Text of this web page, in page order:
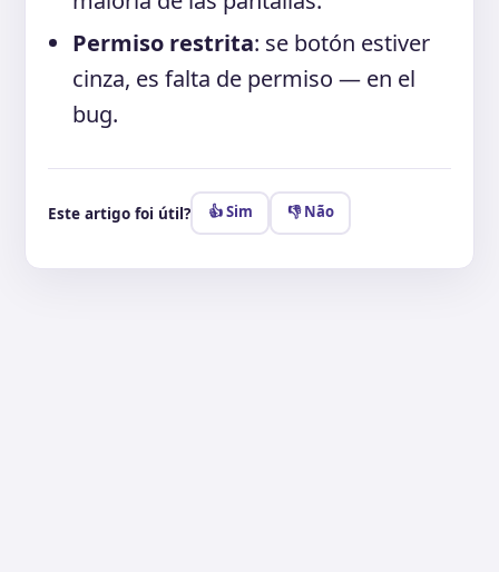
Permiso restrita: se botón estiver
cinza, es falta de permiso — en el
bug.
Este artigo foi útil? 👍 Sim 👎 Não